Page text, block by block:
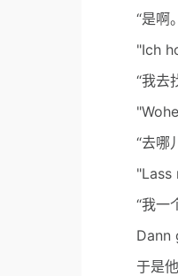
“是啊。
"Ich hol
“我去找
“去哪儿
"Lass
“我一个
Dann
于是他